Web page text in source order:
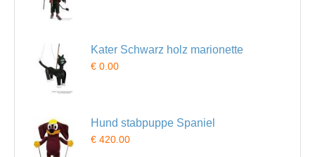
Kater Schwarz holz marionette
€ 0.00
Hund stabpuppe Spaniel
€ 420.00